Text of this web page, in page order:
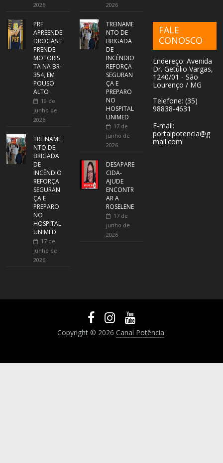
2026
PRF
APREENDE
DROGAS E
PRENDE
MOTORIS
TA NA BR-
354, EM
POUSO
ALTO
19 de
junho de
2026
TREINAME
NTO DE
BRIGADA
DE
INCÊNDIO
REFORÇA
SEGURAN
ÇA E
PREPARO
NO
HOSPITAL
UNIMED
17 de
junho de
2026
2026
TREINAME
NTO DE
BRIGADA
DE
INCÊNDIO
REFORÇA
SEGURAN
ÇA E
PREPARO
NO
HOSPITAL
UNIMED
17 de
junho de
2026
DESAPARE
CIDA-
AJUDE
ENCONTR
AR A
ROSELENE
17 de
junho de
2026
FALE
CONOSCO
Endereço: Avenida
Dr. Getúlio Vargas,
1240/01 - São
Lourenço / MG
Telefone: (35)
98838-4631
E-mail:
portalpotencia@g
mail.com
Copyright © 2026 Canal Potência.